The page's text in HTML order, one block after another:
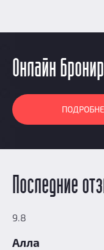
Онлайн
Последние
9.8
Алла